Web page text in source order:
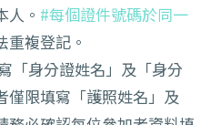
人。 #每個證件號碼於同一
重複登記。
「身分證姓名」及「身分
僅限填寫「護照姓名」及